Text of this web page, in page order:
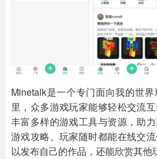
Minetalk是一个专门面向我的世
里，众多游戏玩家能够轻松交流
丰富多样的游戏工具与资源，助
游戏攻略。玩家随时都能在线交
以发布自己的作品，还能欣赏其他